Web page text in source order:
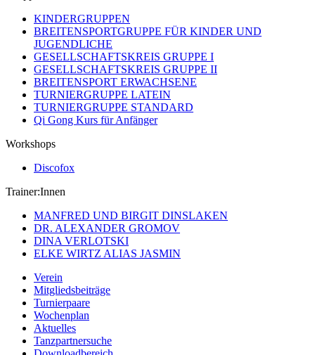
KINDERGRUPPEN
BREITENSPORTGRUPPE FÜR KINDER UND
JUGENDLICHE
GESELLSCHAFTSKREIS GRUPPE I
GESELLSCHAFTSKREIS GRUPPE II
BREITENSPORT ERWACHSENE
TURNIERGRUPPE LATEIN
TURNIERGRUPPE STANDARD
Qi Gong Kurs für Anfänger
Workshops
Discofox
Trainer:Innen
MANFRED UND BIRGIT DINSLAKEN
DR. ALEXANDER GROMOV
DINA VERLOTSKI
ELKE WIRTZ ALIAS JASMIN
Verein
Mitgliedsbeiträge
Turnierpaare
Wochenplan
Aktuelles
Tanzpartnersuche